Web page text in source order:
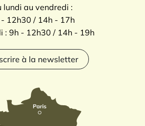
lundi au vendredi :
12h30 / 14h - 17h
: 9h - 12h30 / 14h - 19h
à la newsletter